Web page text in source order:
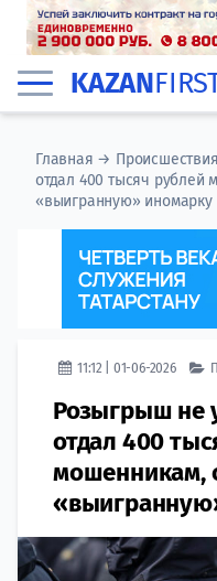
KAZAN
Главная → Происшествия
отдал 400 тысяч
«выигранную» иномарку
11:12 | 01-06-2026
Розыгрыш не
отдал 400
мошенникам,